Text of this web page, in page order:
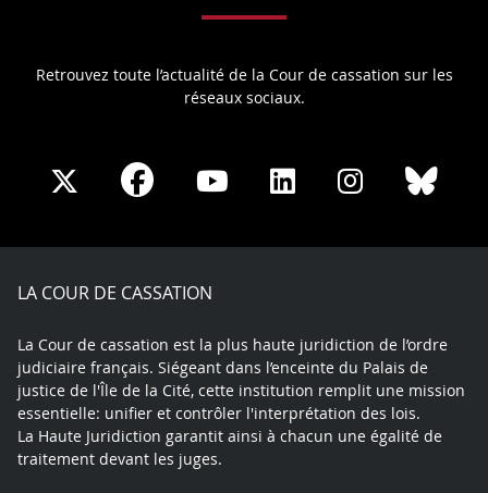
Retrouvez toute l’actualité de la Cour de cassation sur les
réseaux sociaux.
Share
X
Share
Facebook
Share
Youtube
Share
LinkedIn
Share
Instagram
LA COUR DE CASSATION
La Cour de cassation est la plus haute juridiction de l’ordre
judiciaire français. Siégeant dans l’enceinte du Palais de
justice de l'Île de la Cité, cette institution remplit une mission
essentielle: unifier et contrôler l'interprétation des lois.
La Haute Juridiction garantit ainsi à chacun une égalité de
traitement devant les juges.